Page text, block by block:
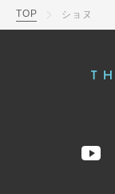
TOP ショヌ